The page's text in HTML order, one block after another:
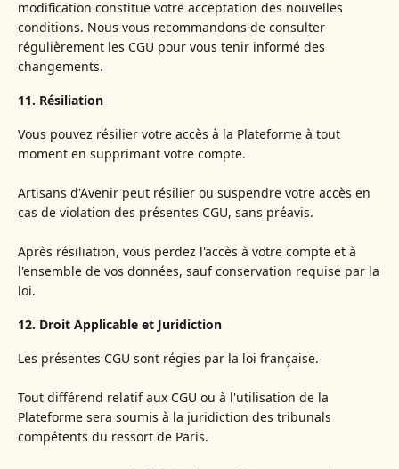
modification constitue votre acceptation des nouvelles
conditions. Nous vous recommandons de consulter
régulièrement les CGU pour vous tenir informé des
changements.
11. Résiliation
Vous pouvez résilier votre accès à la Plateforme à tout
moment en supprimant votre compte.
Artisans d'Avenir peut résilier ou suspendre votre accès en
cas de violation des présentes CGU, sans préavis.
Après résiliation, vous perdez l'accès à votre compte et à
l'ensemble de vos données, sauf conservation requise par la
loi.
12. Droit Applicable et Juridiction
Les présentes CGU sont régies par la loi française.
Tout différend relatif aux CGU ou à l'utilisation de la
Plateforme sera soumis à la juridiction des tribunals
compétents du ressort de Paris.